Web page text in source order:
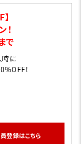
！
で
時に
OFF！
登録はこちら